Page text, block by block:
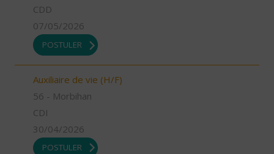
CDD
07/05/2026
POSTULER
Auxiliaire de vie (H/F)
56 - Morbihan
CDI
30/04/2026
POSTULER